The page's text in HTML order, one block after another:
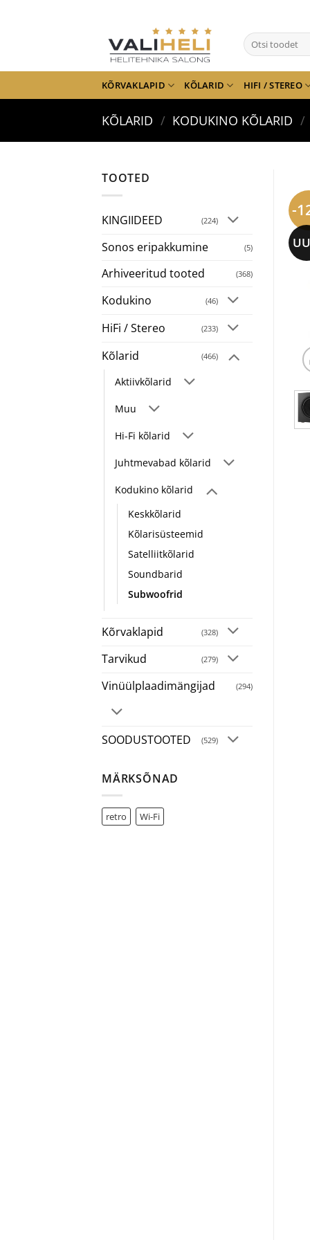
Otsi:
KÕRVAKLAPID KÕLARID HIFI / STEREO
KÕLARID / KODUKINO KÕLARID /
TOOTED
KINGIIDEED (224)
Sonos eripakkumine (5)
Arhiveeritud tooted (368)
Kodukino (46)
HiFi / Stereo (233)
Kõlarid (466)
Aktiivkõlarid
Muu
Hi-Fi kõlarid
Juhtmevabad kõlarid
Kodukino kõlarid
Keskkõlarid
Kõlarisüsteemid
Satelliitkõlarid
Soundbarid
Subwoofrid
Kõrvaklapid (328)
Tarvikud (279)
Vinüülplaadimängijad (294)
SOODUSTOOTED (529)
MÄRKSÕNAD
retro Wi-Fi
-